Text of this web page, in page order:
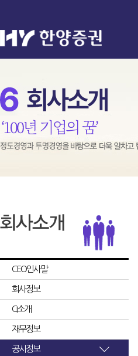
CEO인사말
회사정보
CI소개
재무정보
공시정보